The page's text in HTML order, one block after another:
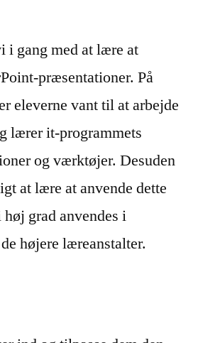
i gang med at lære at
præsentationer. På
eleverne vant til at arbejde
lærer it-programmets
og værktøjer. Desuden
at lære at anvende dette
grad anvendes i
højere læreanstalter.